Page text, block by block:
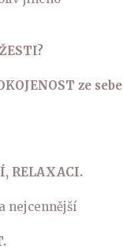
ze sebe
RELAXACI.
nejcennější